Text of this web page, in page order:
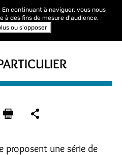
proposent une série de
continuant à naviguer, vous nous
à des fins de mesure d'audience.
ou s'opposer